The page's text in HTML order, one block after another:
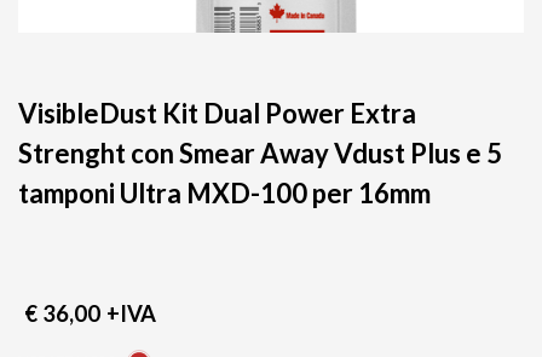
VisibleDust Kit Dual Power Extra
Strenght con Smear Away Vdust Plus e 5
tamponi Ultra MXD-100 per 16mm
€ 36,00 +IVA